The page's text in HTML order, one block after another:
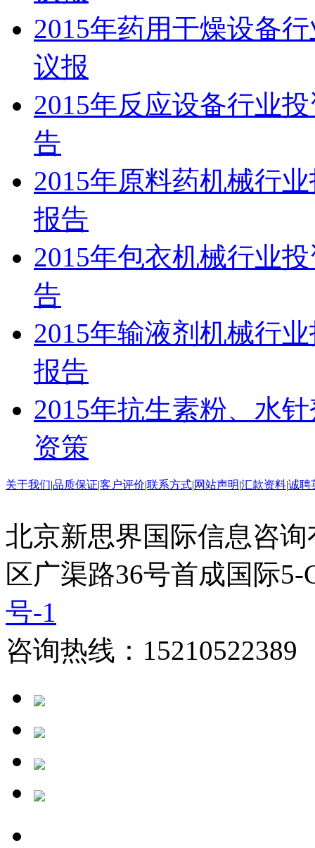
2015年药用干燥设备
议报
2015年反应设备行业
告
2015年原料药机械行
报告
2015年包衣机械行业
告
2015年输液剂机械行
报告
2015年抗生素粉、水
资策
关于我们|品质保证|客户评价|联系方式|网站声明|汇款资料|诚聘
北京新思界国际信息咨
区广渠路36号首成国际
号-1
咨询热线：